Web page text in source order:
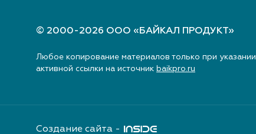
© 2000-2026 ООО «БАЙКАЛ ПРОДУКТ»
Любое копирование материалов только при указании
активной ссылки на источник baikpro.ru
Создание сайта -